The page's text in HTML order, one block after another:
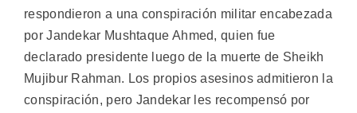
respondieron a una conspiración militar encabezada
por Jandekar Mushtaque Ahmed, quien fue
declarado presidente luego de la muerte de Sheikh
Mujibur Rahman. Los propios asesinos admitieron la
conspiración, pero Jandekar les recompensó por